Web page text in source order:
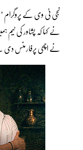
نجی ٹی وی کے پروگرام
نے کہا کہ پشاور کی ٹیم
نے اچھی پرفارمنس